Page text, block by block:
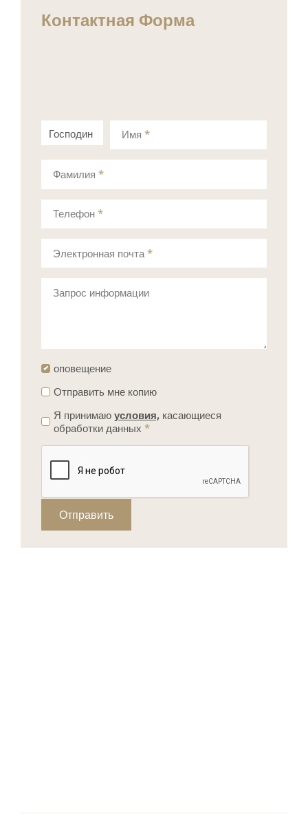
Контактная Форма
Господин Госпожа
Имя *
Телефон *
Запрос информации
Фамилия *
Электронная почта *
оповещение
Отправить мне копию
Я принимаю условия, касающиеся
обработки данных *
Отправить